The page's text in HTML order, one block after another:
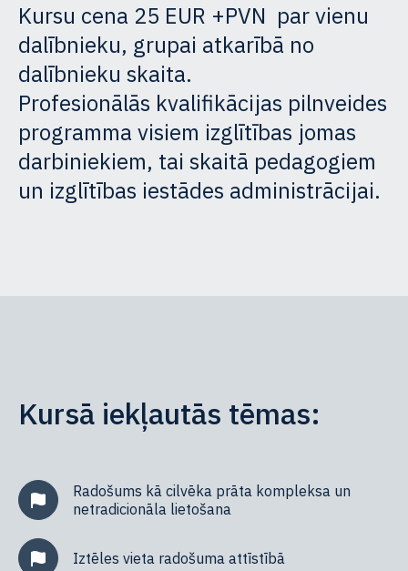
Kursu cena 25 EUR +PVN par vienu
dalībnieku, grupai atkarībā no
dalībnieku skaita.
Profesionālās kvalifikācijas pilnveides
programma visiem izglītības jomas
darbiniekiem, tai skaitā pedagogiem
un izglītības iestādes administrācijai.
Kursā iekļautās tēmas:
Radošums kā cilvēka prāta kompleksa un
netradicionāla lietošana
Iztēles vieta radošuma attīstībā